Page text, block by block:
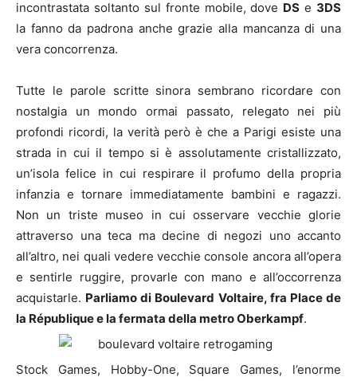
incontrastata soltanto sul fronte mobile, dove DS e 3DS
la fanno da padrona anche grazie alla mancanza di una
vera concorrenza.
Tutte le parole scritte sinora sembrano ricordare con
nostalgia un mondo ormai passato, relegato nei più
profondi ricordi, la verità però è che a Parigi esiste una
strada in cui il tempo si è assolutamente cristallizzato,
un’isola felice in cui respirare il profumo della propria
infanzia e tornare immediatamente bambini e ragazzi.
Non un triste museo in cui osservare vecchie glorie
attraverso una teca ma decine di negozi uno accanto
all’altro, nei quali vedere vecchie console ancora all’opera
e sentirle ruggire, provarle con mano e all’occorrenza
acquistarle. Parliamo di Boulevard Voltaire, fra Place de
la République e la fermata della metro Oberkampf.
Stock Games, Hobby-One, Square Games, l’enorme